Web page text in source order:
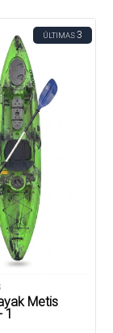
ÚLTIMAS3
Metis
1